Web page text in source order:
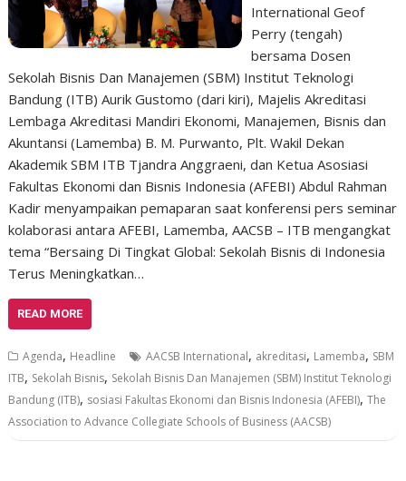
International Geof
Perry (tengah)
bersama Dosen
Sekolah Bisnis Dan Manajemen (SBM) Institut Teknologi
Bandung (ITB) Aurik Gustomo (dari kiri), Majelis Akreditasi
Lembaga Akreditasi Mandiri Ekonomi, Manajemen, Bisnis dan
Akuntansi (Lamemba) B. M. Purwanto, Plt. Wakil Dekan
Akademik SBM ITB Tjandra Anggraeni, dan Ketua Asosiasi
Fakultas Ekonomi dan Bisnis Indonesia (AFEBI) Abdul Rahman
Kadir menyampaikan pemaparan saat konferensi pers seminar
kolaborasi antara AFEBI, Lamemba, AACSB – ITB mengangkat
tema “Bersaing Di Tingkat Global: Sekolah Bisnis di Indonesia
Terus Meningkatkan…
READ MORE
Agenda, Headline AACSB International, akreditasi, Lamemba, SBM
ITB, Sekolah Bisnis, Sekolah Bisnis Dan Manajemen (SBM) Institut Teknologi
Bandung (ITB), sosiasi Fakultas Ekonomi dan Bisnis Indonesia (AFEBI),The
Association to Advance Collegiate Schools of Business (AACSB)